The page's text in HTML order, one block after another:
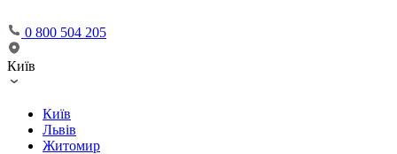
0 800 504 205
Київ
Київ
Львів
Житомир